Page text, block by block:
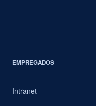
EMPREGADOS
Intranet